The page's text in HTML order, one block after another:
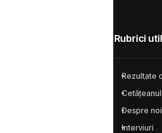
Rubrici
Rezultate
Despre noi
Interviuri